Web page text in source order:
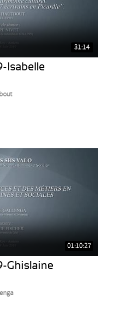
31:14
Isabelle
01:10:27
Ghislaine